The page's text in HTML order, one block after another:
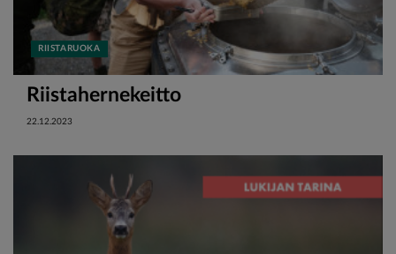
RIISTARUOKA
Riistahernekeitto
22.12.2023